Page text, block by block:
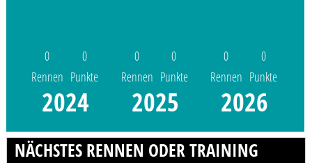
0
Rennen
0
Punkte
2024
0
Rennen
0
Punkte
2025
0
Rennen
0
Punkte
2026
NÄCHSTES RENNEN ODER TRAINING